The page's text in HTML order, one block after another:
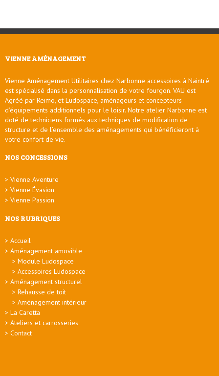
VIENNE AMÉNAGEMENT
Vienne Aménagement Utilitaires chez Narbonne accessoires à Naintré
est spécialisé dans la personnalisation de votre fourgon. VAU est
Agréé par Reimo, et Ludospace, aménageurs et concepteurs
d’équipements additionnels pour le loisir. Notre atelier Narbonne est
doté de techniciens formés aux techniques de modification de
structure et de l’ensemble des aménagements qui bénéficieront à
votre confort de vie.
NOS CONCESSIONS
Vienne Aventure
Vienne Évasion
Vienne Passion
NOS RUBRIQUES
Accueil
Aménagement amovible
Module Ludospace
Accessoires Ludospace
Aménagement structurel
Rehausse de toit
Aménagement intérieur
La Caretta
Ateliers et carrosseries
Contact